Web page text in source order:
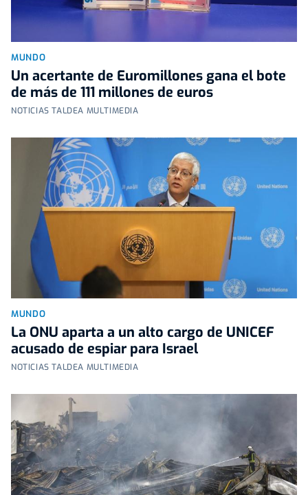
MUNDO
Un acertante de Euromillones gana el bote
de más de 111 millones de euros
NOTICIAS TALDEA MULTIMEDIA
MUNDO
La ONU aparta a un alto cargo de UNICEF
acusado de espiar para Israel
NOTICIAS TALDEA MULTIMEDIA